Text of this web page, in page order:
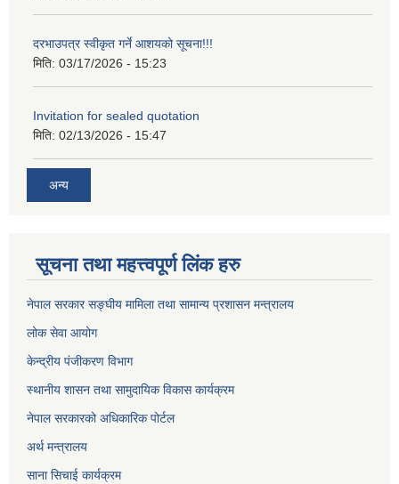
दरभाउपत्र स्वीकृत गर्ने आशयको सूचना!!!
मिति: 03/17/2026 - 15:23
Invitation for sealed quotation
मिति: 02/13/2026 - 15:47
अन्य
सूचना तथा महत्त्वपूर्ण लिंक हरु
नेपाल सरकार सङ्घीय मामिला तथा सामान्य प्रशासन मन्त्रालय
लोक सेवा आयोग
केन्द्रीय पंजीकरण विभाग
स्थानीय शासन तथा सामुदायिक विकास कार्यक्रम
नेपाल सरकारको अधिकारिक पोर्टल
अर्थ मन्त्रालय
साना सिचाई कार्यक्रम